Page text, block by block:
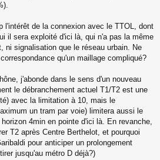
l'intérêt de la connexion avec le TTOL, dont
il sera exploité d'ici là, qui n'a pas la même
ni signalisation que le réseau urbain. Ne
qu'un maillage compliqué?
j'abonde dans le sens d'un nouveau
le débranchement actuel T1/T2 est une
avec la limitation à 10, mais le
un tram par voie) limitera aussi le
4min en pointe d'ici là. En revanche,
T2 après Centre Berthelot, et pourquoi
pour anticiper un prolongement
jusqu'au métro D déjà?)